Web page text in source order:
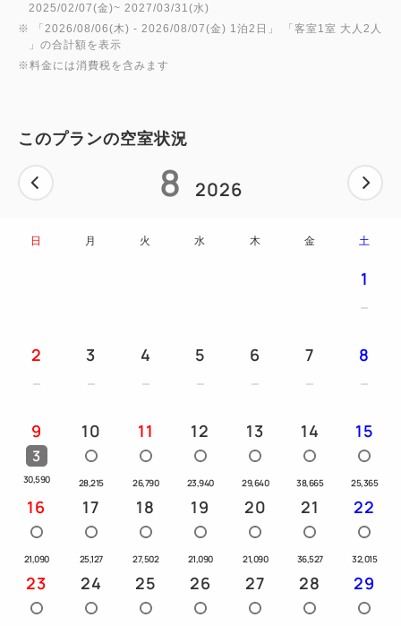
けいただき身軽にレゴランドⓇまでお越しください。
日付変更・人数変更・キャンセルは承れませんので
ご注意ください。
なります】
・添寝のお子様は、別途ホテルでチケットの購入が可
能です。フロントカウンターでのお手続きをお願いい
・ご予約時に、ご利用日、代表者名・Eメールアドレ
・1DAYパスポートご利用に際しての規約や休園日等
■チェックイン・チェックアウト・荷物について
・チェックイン 15:00 / チェックアウト 11:00
・チェックイン・チェックアウト当日であれば、お荷
物をフロントにて無料でお預かりいたします。
・宅配便をホテル宛に送付する場合は、伝票の備考欄
に「宿泊日・予約名」が分かるようにご記入いただき
ご送付ください（着払い・代引き・クール等のお荷物
2025/02/07(金)~ 2027/03/31(水)
※ 「 2026/08/06(木) - 2026/08/07(金) 1泊2日 」 「客室1室 大人2人
」の合計額を表示
※料金には消費税を含みます
このプランの空室状況
8 2026
日 月 火 水 木 金 土
1
2 3 4 5 6 7 8
9
3
30,590
10
28,215
11
26,790
12
23,940
13
29,640
14
38,665
15
25,365
16
21,090
17
25,127
18
27,502
19
21,090
20
21,090
21
36,527
22
32,015
23 24 25 26 27 28 29